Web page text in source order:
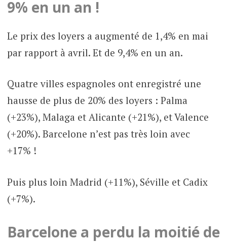
9% en un an !
Le prix des loyers a augmenté de 1,4% en mai
par rapport à avril. Et de 9,4% en un an.
Quatre villes espagnoles ont enregistré une
hausse de plus de 20% des loyers : Palma
(+23%), Malaga et Alicante (+21%), et Valence
(+20%). Barcelone n’est pas très loin avec
+17% !
Puis plus loin Madrid (+11%), Séville et Cadix
(+7%).
Barcelone a perdu la moitié de